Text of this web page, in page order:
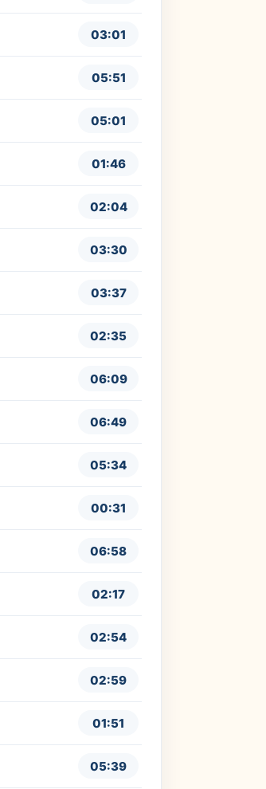
03:01
05:51
05:01
01:46
02:04
03:30
03:37
02:35
06:09
06:49
05:34
00:31
06:58
02:17
02:54
02:59
01:51
05:39